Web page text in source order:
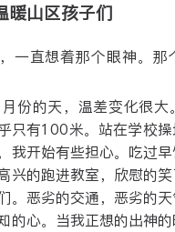
暖山区孩子们
一直想着那个眼神。那
份的天，温差变化很大
只有100米。站在学校
我开始有些担心。吃过
兴的跑进教室，欣慰的
。恶劣的交通，恶劣的
的心。当我正想的出神